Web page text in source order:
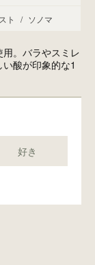
ト / ソノマ
。バラやスミレ
酸が印象的な1
好き